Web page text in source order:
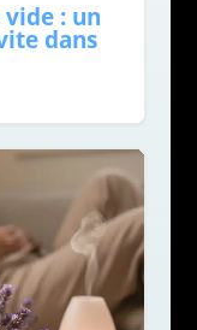
: un
dans